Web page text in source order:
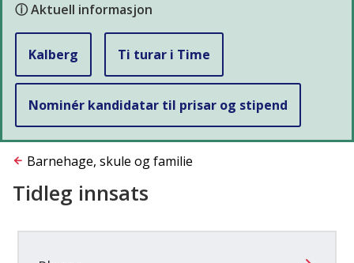
ⓘ Aktuell informasjon
Kalberg Ti turar i Time
Nominér kandidatar til prisar og stipend
Du
er
her:
Barnehage, skule og familie
Tidleg innsats